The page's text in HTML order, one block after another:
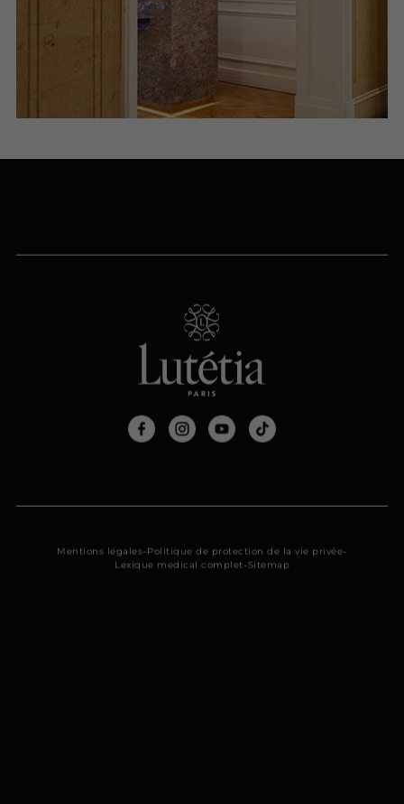
NOUS APPELER
du lundi au samedi (9h-20h)
NOUS ÉCRIRE
Via le formulaire de contact
PRENDRE RENDEZ-VOUS
Mentions légales-Politique de protection de la vie privée-
Lexique medical complet -Sitemap